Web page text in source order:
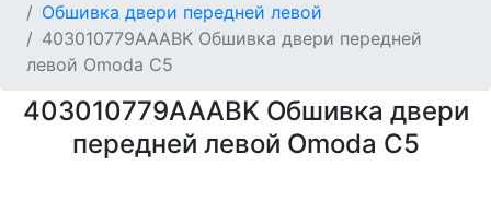
Обшивка двери передней левой
403010779AAABK Обшивка двери передней
левой Omoda C5
403010779AAABK Обшивка двери
передней левой Omoda C5